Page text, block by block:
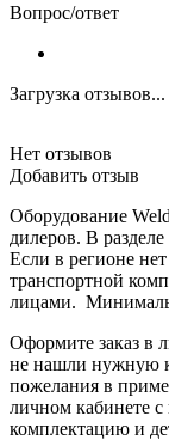
Вопрос/ответ
Загрузка отзывов...
Нет отзывов
Добавить отзыв
Оборудование
дилеров. В
Если в регионе
транспортной
лицами.
Оформите заказ в
не нашли нужную
пожелания в
личном кабинете
комплектацию и